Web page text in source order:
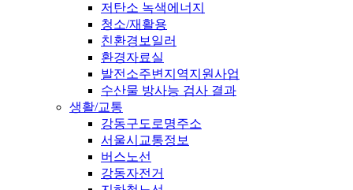
저탄소 녹색에너지
청소/재활용
친환경보일러
환경자료실
발전소주변지역지원사업
수산물 방사능 검사 결과
생활/교통
강동구도로명주소
서울시교통정보
버스노선
강동자전거